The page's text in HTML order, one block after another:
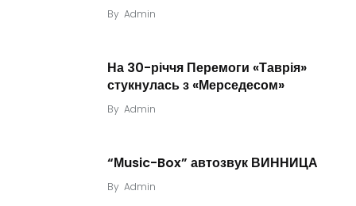
By Admin
На 30-річчя Перемоги «Таврія»
стукнулась з «Мерседесом»
By Admin
“Мusic-Box” автозвук ВИННИЦА
By Admin